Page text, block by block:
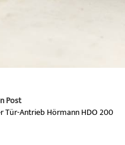
Post
Tür-Antrieb Hörmann HDO 200